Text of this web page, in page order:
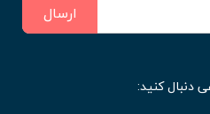
ارسال
دنبال کنید: